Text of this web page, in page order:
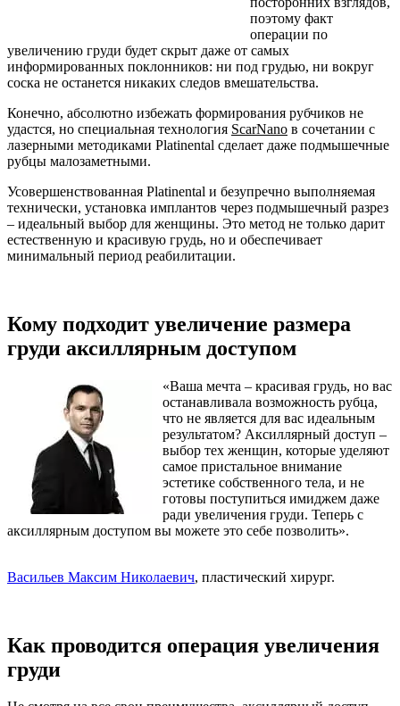
поэтому факт
операции по
увеличению груди будет скрыт даже от самых
информированных поклонников: ни под грудью, ни вокруг
соска не останется никаких следов вмешательства.
Конечно, абсолютно избежать формирования рубчиков не
удастся, но специальная технология ScarNano в сочетании с
лазерными методиками Platinental сделает даже подмышечные
рубцы малозаметными.
Усовершенствованная Platinental и безупречно выполняемая
технически, установка имплантов через подмышечный разрез
– идеальный выбор для женщины. Это метод не только дарит
естественную и красивую грудь, но и обеспечивает
минимальный период реабилитации.
Кому подходит увеличение размера
груди аксиллярным доступом
«Ваша мечта – красивая грудь, но вас
останавливала возможность рубца,
что не является для вас идеальным
результатом? Аксиллярный доступ –
выбор тех женщин, которые уделяют
самое пристальное внимание
эстетике собственного тела, и не
готовы поступиться имиджем даже
ради увеличения груди. Теперь с
аксиллярным доступом вы можете это себе позволить».
Васильев Максим Николаевич, пластический хирург.
Как проводится операция увеличения
груди